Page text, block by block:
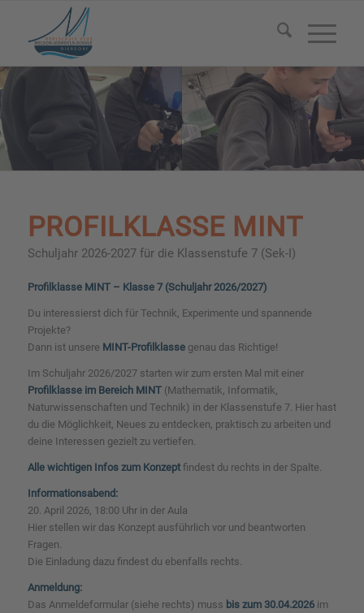
PROFILKLASSE MINT
Schuljahr 2026-2027 für die Klassenstufe 7 (Sek-I)
Profilklasse MINT – Klasse 7 (Schuljahr 2026/2027)
Du interessierst dich für Technik, Experimente und spannende
Projekte?
Dann ist unsere MINT-Profilklassegenau das Richtige!
Im Schuljahr 2026/2027 starten wir zum ersten Mal mit einer
Profilklasse im Bereich MINT(Mathematik, Informatik,
Naturwissenschaften und Technik) in der Klassenstufe 7. Hier hast
du die Möglichkeit, Neues zu entdecken, praktisch zu arbeiten und
deine Interessen gezielt zu vertiefen.
Alle wichtigen Infos zum Konzeptfindest du rechts in der Spalte.
Informationsabend:
20. April 2026, 18:00 Uhr in der Aula
Hier stellen wir das Konzept ausführlich vor und beantworten
Fragen.
Die Einladung dazu findest du ebenfalls rechts.
Anmeldung:
Das Anmeldeformular (siehe rechts) muss bis zum 30.04.2026im